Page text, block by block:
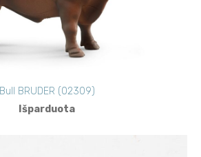
Bull BRUDER (02309)
Išparduota